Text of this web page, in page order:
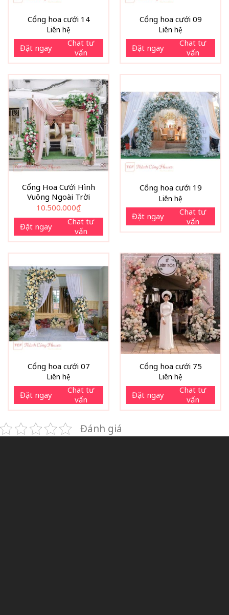
Cổng hoa cưới 14
Liên hệ
Đặt ngay
Chat tư
vấn
Cổng hoa cưới 09
Liên hệ
Đặt ngay
Chat tư
vấn
Cổng Hoa Cưới Hình
Vuông Ngoài Trời
10.500.000₫
Đặt ngay
Chat tư
vấn
Cổng hoa cưới 19
Liên hệ
Đặt ngay
Chat tư
vấn
Cổng hoa cưới 07
Liên hệ
Đặt ngay
Chat tư
vấn
Cổng hoa cưới 75
Liên hệ
Đặt ngay
Chat tư
vấn
Đánh giá